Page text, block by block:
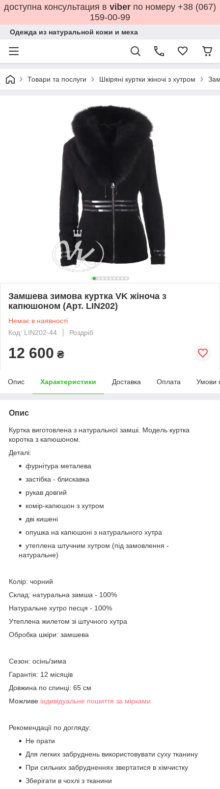
доступна консультация в viber по номеру +38 (067)
159-00-99
Одежда из натуральной кожи и меха
Товари та послуги Шкіряні куртки жіночі з хутром
Замшева зимова куртка VK жіноча з
капюшоном (Арт. LIN202)
Немає в наявності
Код: LIN202-44
Роздріб
12 600 ₴
Опис Характеристики Доставка Оплата Умови
Опис
Куртка виготовлена з натуральної замші. Модель куртка
коротка з капюшоном.
Деталі:
фурнітура металева
застібка - блискавка
рукав довгий
комір-капюшон з хутром
дві кишені
опушка на капюшоні з натурального хутра
утеплена штучним хутром (під замовлення -
натуральне)
Колір: чорний
Склад: натуральна замша - 100%
Натуральне хутро песця - 100%
Утеплена жилетом зі штучного хутра
Обробка шкіри: замшева
Сезон: осінь/зима
Гарантія: 12 місяців
Довжина по спинці: 65 см
Можливе індивідуальне пошиття за мірками
Рекомендації по догляду:
Не прати
Для легких забруднень використовувати суху тканину
При сильних забрудненнях звертатися в хімчистку
Зберігати в чохлі з тканини